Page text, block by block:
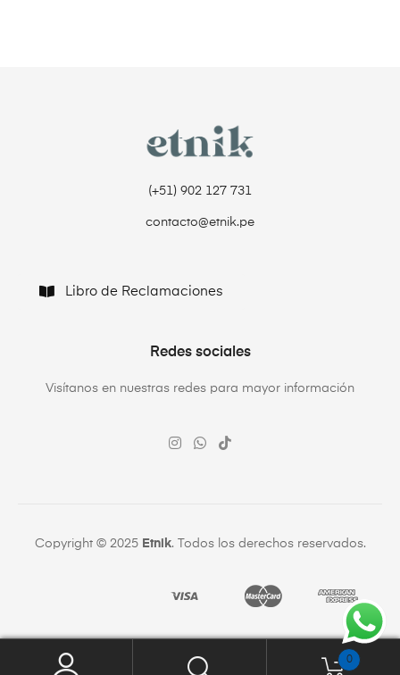
(+51) 902 127 731‬
contacto@etnik.pe
Libro de Reclamaciones
Redes sociales
Visítanos en nuestras redes para mayor información
Copyright © 2025 Etnik. Todos los derechos reservados.
0